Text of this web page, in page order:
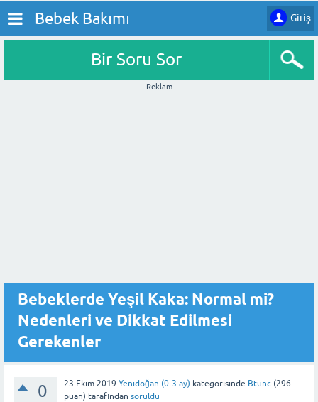
Giriş
Bebek Bakımı
Bir Soru Sor
-Reklam-
Bebeklerde Yeşil Kaka: Normal mi?
Nedenleri ve Dikkat Edilmesi
Gerekenler
0 23 Ekim 2019 Yenidoğan (0-3 ay) kategorisinde Btunc (296
puan) tarafından soruldu